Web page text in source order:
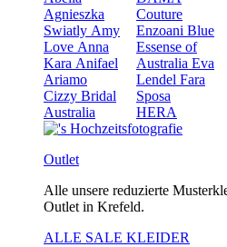
Agnieszka
Swiatly Amy
Love Anna
Kara Anifael
Ariamo
Cizzy Bridal
Australia
Couture
Enzoani Blue
Essense of
Australia Eva
Lendel Fara
Sposa
HERA
Outlet
Alle unsere reduzierte
Outlet in Krefeld.
ALLE SALE KLEIDER